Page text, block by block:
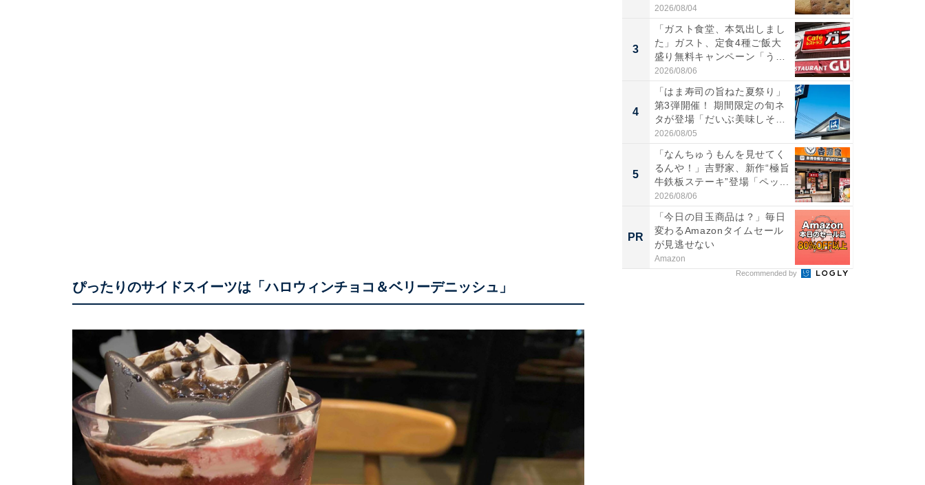
ぴったりのサイドスイーツは「ハロウィンチョコ＆ベリーデニッシュ」
2026/08/04
3
「ガスト食堂、本気出しまし
た」ガスト、定食4種ご飯大
盛り無料キャンペーン「うお
お...
2026/08/06
4
「はま寿司の旨ねた夏祭り」
第3弾開催！ 期間限定の旬ネ
タが登場「だいぶ美味しそ
う...
2026/08/05
5
「なんちゅうもんを見せてく
るんや！」吉野家、新作“極旨
牛鉄板ステーキ”登場「ペッ...
2026/08/06
PR
「今日の目玉商品は？」毎日
変わるAmazonタイムセール
が見逃せない
Amazon
Recommended by